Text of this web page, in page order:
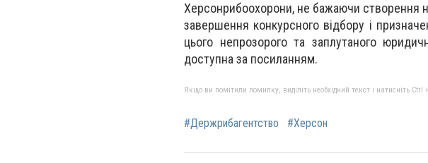
Херсонрибоохорони, не бажаючи створення
завершення конкурсного відбору і
цього непрозорого та заплутаного
доступна за посиланням.
Якщо ви помітили помилку, виділіть необхідний текст і натисніть
#Держрибагентство #Херсон